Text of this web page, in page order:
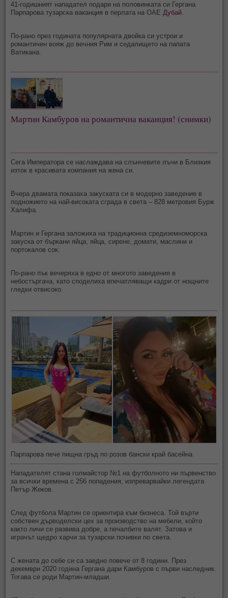
41-годишният нападател подари на половинката си Гергана
Парпарова тузарска ваканция в перлата на ОАЕДубай.
По-рано през годината популярната двойка си устрои и
романтичен вояж до вечния Рим и седалището на папата
Ватикана.
Мартин Камбуров на романтична ваканция! (снимки)
Сега Императора се наслаждава на слънчевите лъчи в Близкия
изток в красивата компания на жена си.
Вчера двамата показаха закуската си в модерно заведение в
подножието на най-високата сграда в света – 828 метровия Бурж
Халифа.
Мартин и Гергана заложиха на традиционна средиземноморска
закуска от бъркани яйца, яйца, сирене, домати, маслини и
портокалов сок.
По-рано пък вечеряха в едно от многото заведения в
небостъргача, като споделиха впечатляващи кадри от нощните
гледки отвисоко.
Парпарова пече пищна гръд по розов бански край басейна
Нападателят стана голмайстор №1 на футболното ни първенство
за всички времена с 256 попадения, изпреварвайки легендата
Петър Жеков.
След футбола Мартин се ориентира към бизнеса. Той върти
собствен дърводелски цех за производство на мебели, който
както личи се развива добре, а печалбите валят. Затова и
играчът щедро харчи за тузарски почивки по света.
С жената до себе си са заедно повече от 8 години. През
декември 2020 година Гергана дари Камбуров с първи наследник.
Тогава се роди Мартин-младши.